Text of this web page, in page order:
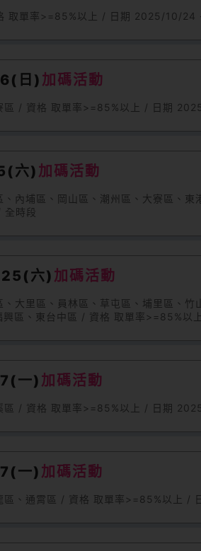
取單率>=85%以上 / 日期 2025/10/
日) 加碼活動
區 / 資格 取單率>=85%以上 / 日期
六) 加碼活動
內埔區、岡山區、潮州區、大寮區、
時段
六) 加碼活動
大里區、員林區、草屯區、埔里區、
興區、東台中區 / 資格 取單率
一) 加碼活動
區 / 資格 取單率>=85%以上 / 日期
一) 加碼活動
區、通霄區 / 資格 取單率>=85%以上